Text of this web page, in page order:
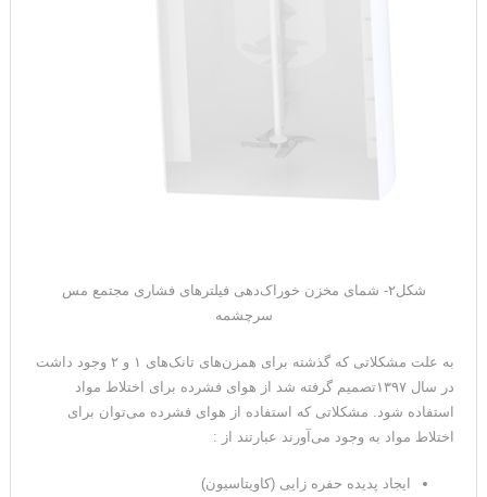
شکل۲- شمای مخزن خوراک‌دهی فیلترهای فشاری مجتمع مس
سرچشمه
به علت مشکلاتی که گذشته برای همزن‌های تانک‌های ۱ و ۲ وجود داشت
در سال ۱۳۹۷تصمیم گرفته شد از هوای فشرده برای اختلاط مواد
استفاده شود. مشکلاتی که استفاده از هوای فشرده می‌توان برای
اختلاط مواد به وجود‌ می‌آورند عبارتند از :
ایجاد پدیده حفره زایی (کاویتاسیون)